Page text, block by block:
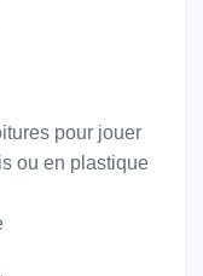
pour jouer
ou en plastique